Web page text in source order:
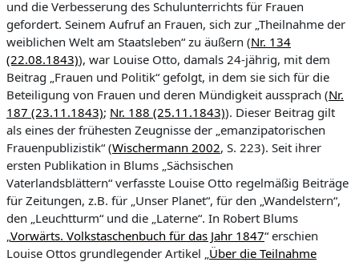
und die Verbesserung des Schulunterrichts für Frauen
gefordert. Seinem Aufruf an Frauen, sich zur „Theilnahme der
weiblichen Welt am Staatsleben“ zu äußern (Nr. 134
(22.08.1843)), war Louise Otto, damals 24-jährig, mit dem
Beitrag „Frauen und Politik“ gefolgt, in dem sie sich für die
Beteiligung von Frauen und deren Mündigkeit aussprach (Nr.
187 (23.11.1843); Nr. 188 (25.11.1843)). Dieser Beitrag gilt
als eines der frühesten Zeugnisse der „emanzipatorischen
Frauenpublizistik“ (Wischermann 2002, S. 223). Seit ihrer
ersten Publikation in Blums „Sächsischen
Vaterlandsblättern“ verfasste Louise Otto regelmäßig Beiträge
für Zeitungen, z.B. für „Unser Planet“, für den „Wandelstern“,
den „Leuchtturm“ und die „Laterne“. In Robert Blums
„Vorwärts. Volkstaschenbuch für das Jahr 1847“ erschien
Louise Ottos grundlegender Artikel „Über die Teilnahme